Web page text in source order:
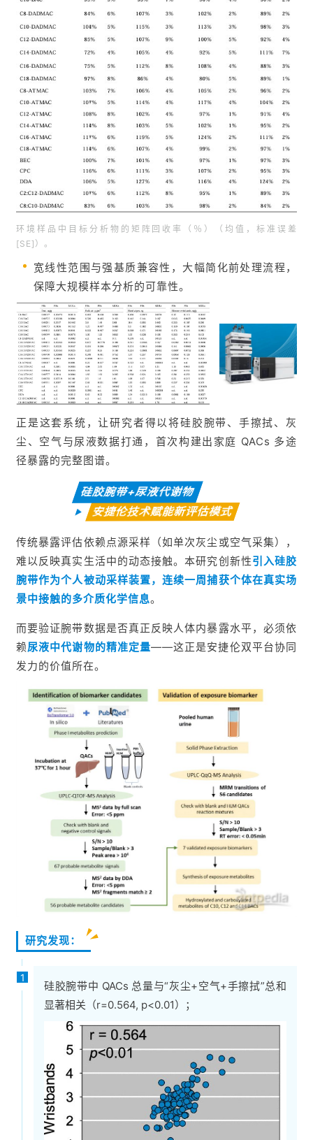
环境样品中目标分析物的矩阵回收率（％）（均值，标准误差
[SE]）。
宽线性范围与强基质兼容性，大幅简化前处理流程，
保障大规模样本分析的可靠性。
正是这套系统，让研究者得以将硅胶腕带、手擦拭、灰
尘、空气与尿液数据打通，首次构建出家庭 QACs 多途
径暴露的完整图谱。
硅胶腕带+尿液代谢物
安捷伦技术赋能新评估模式
传统暴露评估依赖点源采样（如单次灰尘或空气采集），
难以反映真实生活中的动态接触。本研究创新性引入硅胶
腕带作为个人被动采样装置，连续一周捕获个体在真实场
景中接触的多介质化学信息。
而要验证腕带数据是否真正反映人体内暴露水平，必须依
赖尿液中代谢物的精准定量——这正是安捷伦双平台协同
发力的价值所在。
研究发现：
1
硅胶腕带中 QACs 总量与“灰尘+空气+手擦拭”总和
显著相关（r=0.564, p<0.01）；